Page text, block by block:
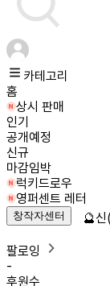
카테고리
홈
상시 판매
인기
공개예정
신규
마감임박
럭키드로우
영퍼센트 레터
창작자센터
팔로잉
-
후원수
🔮